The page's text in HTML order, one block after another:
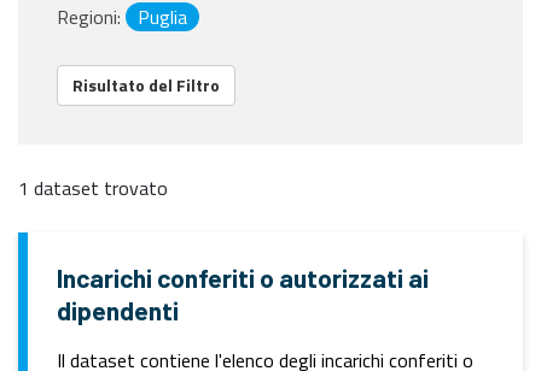
Regioni:
Puglia
Risultato del Filtro
1 dataset trovato
Incarichi conferiti o autorizzati ai
dipendenti
Il dataset contiene l'elenco degli incarichi conferiti o